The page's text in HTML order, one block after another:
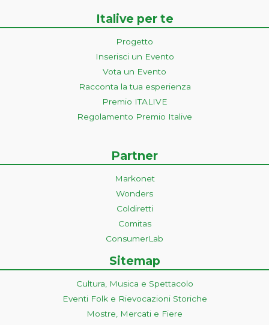
Italive per te
Progetto
Inserisci un Evento
Vota un Evento
Racconta la tua esperienza
Premio ITALIVE
Regolamento Premio Italive
Partner
Markonet
Wonders
Coldiretti
Comitas
ConsumerLab
Sitemap
Cultura, Musica e Spettacolo
Eventi Folk e Rievocazioni Storiche
Mostre, Mercati e Fiere